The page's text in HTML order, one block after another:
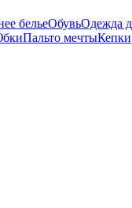
бельеОбувьОдежда
Пальто мечтыКепки